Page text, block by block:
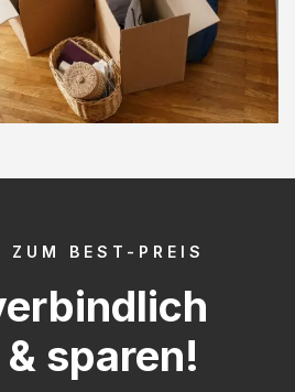
ZUM BEST-PREIS
sparen!